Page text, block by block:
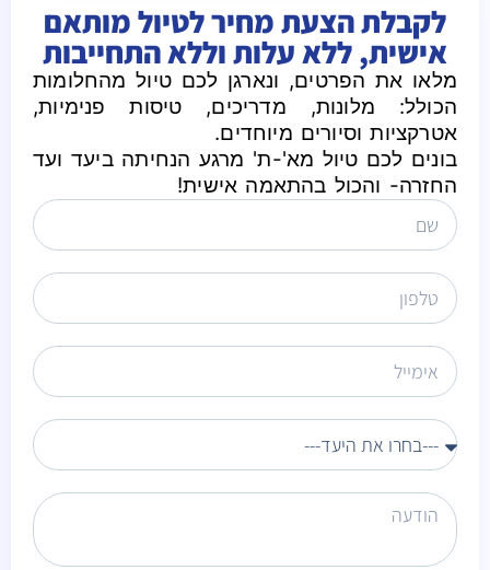
לקבלת הצעת מחיר לטיול מותאם
אישית, ללא עלות וללא התחייבות
מלאו את הפרטים, ונארגן לכם טיול מהחלומות
הכולל: מלונות, מדריכים, טיסות פנימיות,
אטרקציות וסיורים מיוחדים.
בונים לכם טיול מא'-ת' מרגע הנחיתה ביעד ועד
החזרה- והכול בהתאמה אישית!